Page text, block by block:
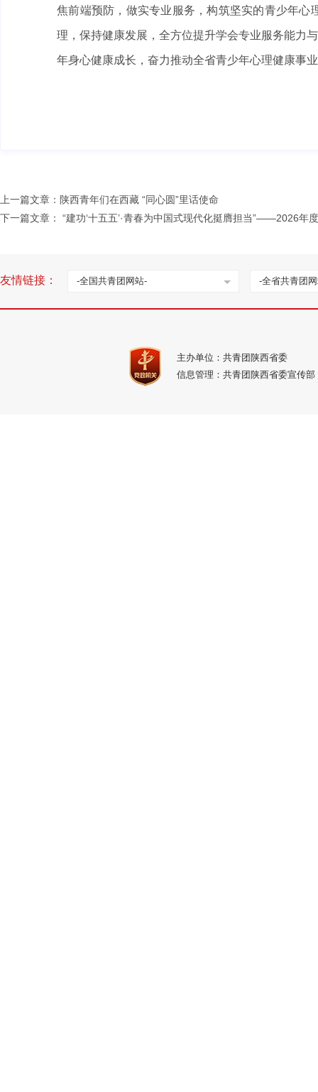
焦前端预防，做实专业服务，构筑坚实的青少年
理，保持健康发展，全方位提升学会专业服务能力
年身心健康成长，奋力推动全省青少年心理健康事
上一篇文章： 陕西青年们在西藏 “同心圆”里话使命
下一篇文章：
“建功‘十五五’·青春为中国式现代化挺膺担当”——2026
友情链接： -全国共青团网站- -全省共青团
主办单位：共青团陕西省委
信息管理：共青团陕西省委宣传部